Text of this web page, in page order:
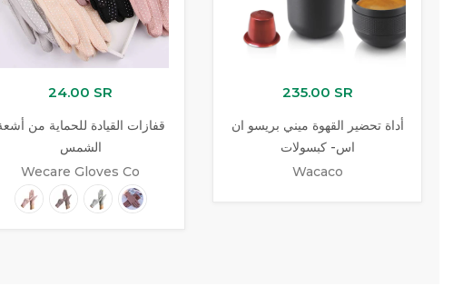
24.00 SR
قفازات القيادة للحماية من
الشمس
Wecare Gloves Co
235.00 SR
أداة تحضير القهوة ميني بريسو ان
اس- كبسولات
Wacaco